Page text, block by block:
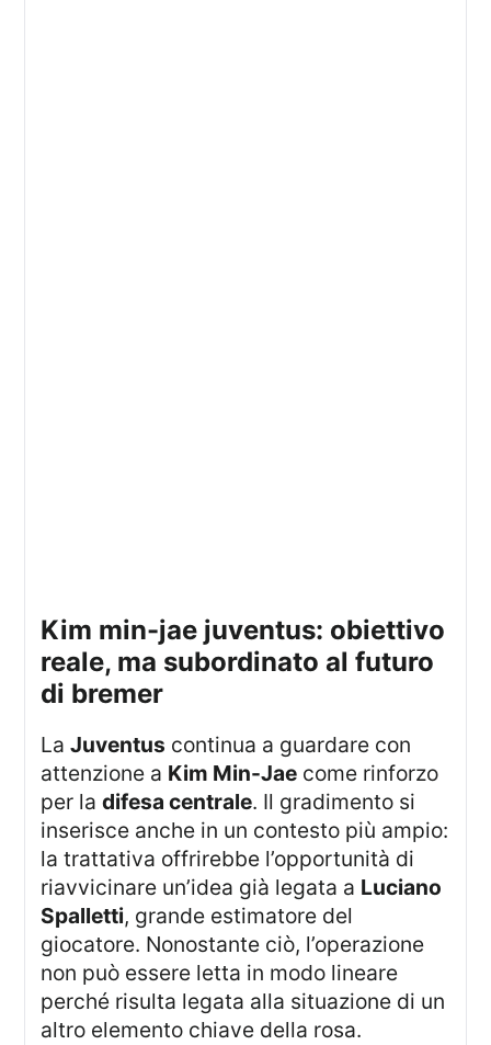
kim min-jae juventus: obiettivo
reale, ma subordinato al futuro
di bremer
LaJuventus continua a guardare con
attenzione a Kim Min-Jae come rinforzo
per ladifesa centrale. Il gradimento si
inserisce anche in un contesto più ampio:
la trattativa offrirebbe l’opportunità di
riavvicinare un’idea già legata a Luciano
Spalletti, grande estimatore del
giocatore. Nonostante ciò, l’operazione
non può essere letta in modo lineare
perché risulta legata alla situazione di un
altro elemento chiave della rosa.